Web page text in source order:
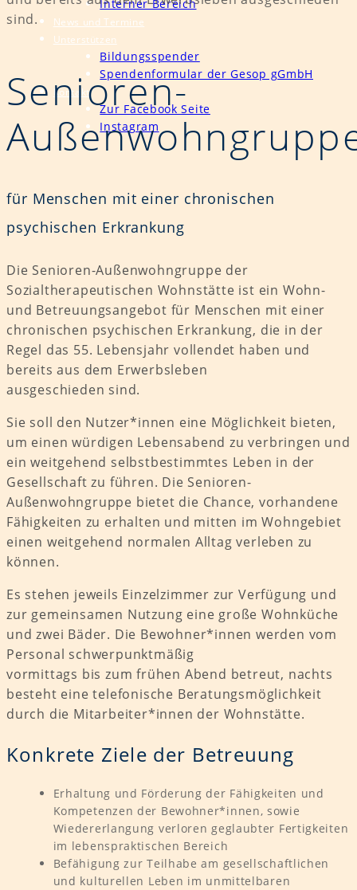
Interner Bereich
News und Termine
Unterstützen
Bildungsspender
Spendenformular der Gesop gGmbH
Kontakt
Zur Facebook Seite
Instagram
sind.
Senioren-
für Menschen mit einer chronischen
psychischen Erkrankung
Die Senioren-Außenwohngruppe der
Sozialtherapeutischen Wohnstätte ist ein Wohn-
und Betreuungsangebot für Menschen mit einer
chronischen psychischen Erkrankung, die in der
Regel das 55. Lebensjahr vollendet haben und
bereits aus dem Erwerbsleben
ausgeschieden sind.
Sie soll den Nutzer*innen eine Möglichkeit bieten,
um einen würdigen Lebensabend zu verbringen und
ein weitgehend selbstbestimmtes Leben in der
Gesellschaft zu führen. Die Senioren-
Außenwohngruppe bietet die Chance, vorhandene
Fähigkeiten zu erhalten und mitten im Wohngebiet
einen weitgehend normalen Alltag verleben zu
können.
Es stehen jeweils Einzelzimmer zur Verfügung und
zur gemeinsamen Nutzung eine große Wohnküche
und zwei Bäder. Die Bewohner*innen werden vom
Personal schwerpunktmäßig
vormittags bis zum frühen Abend betreut, nachts
besteht eine telefonische Beratungsmöglichkeit
durch die Mitarbeiter*innen der Wohnstätte.
Konkrete Ziele der Betreuung
Erhaltung und Förderung der Fähigkeiten und
Kompetenzen der Bewohner*innen, sowie
Wiedererlangung verloren geglaubter Fertigkeiten
im lebenspraktischen Bereich
Befähigung zur Teilhabe am gesellschaftlichen
und kulturellen Leben im unmittelbaren